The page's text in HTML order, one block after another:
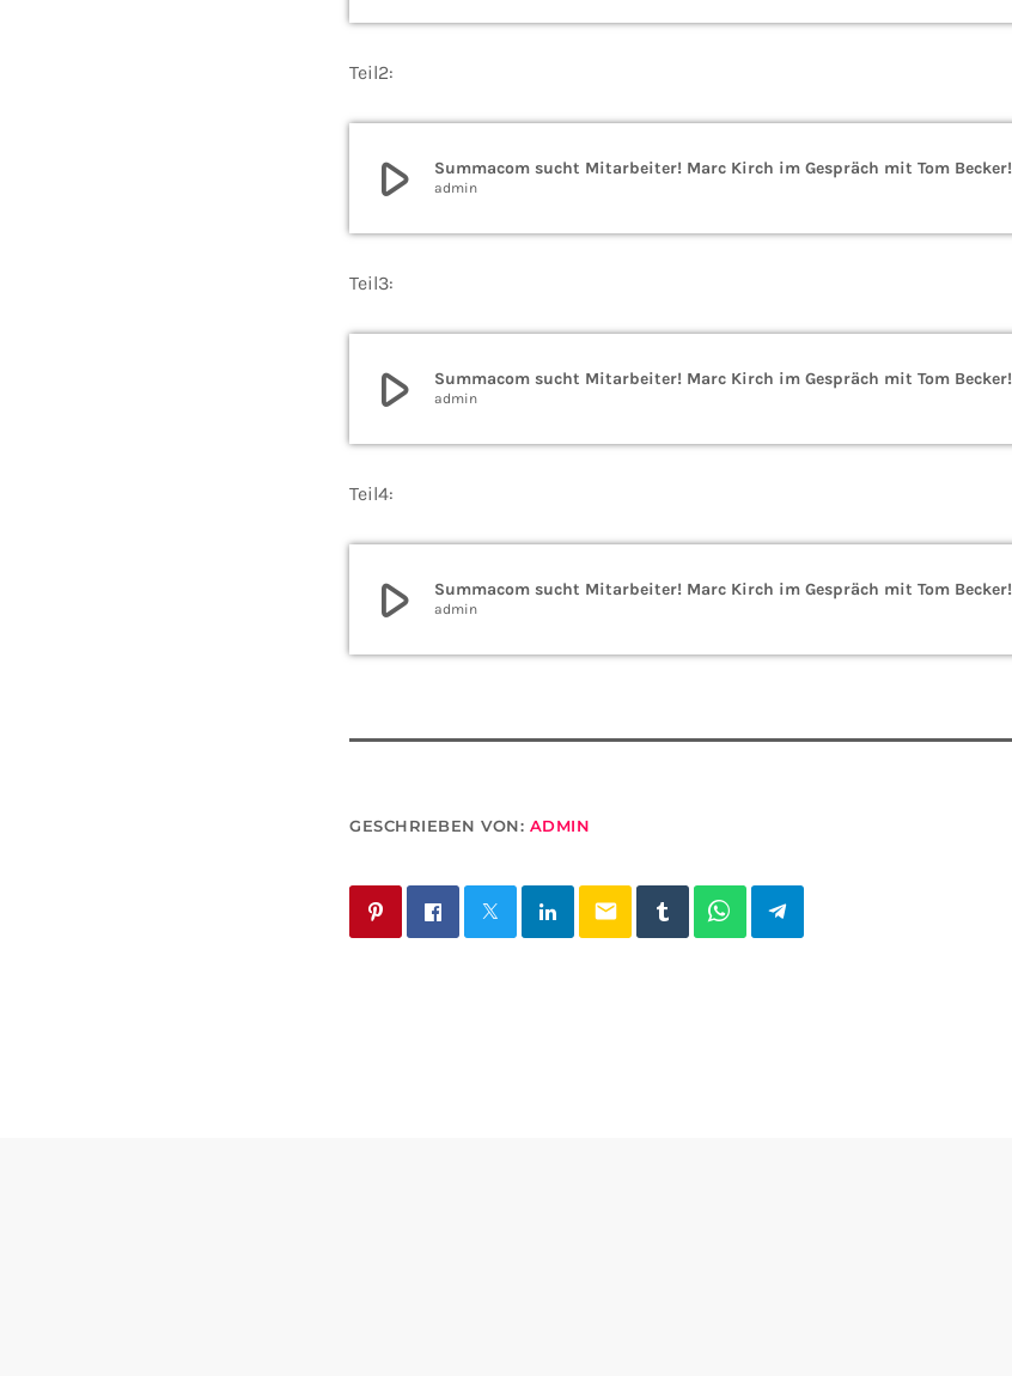
Teil2:
play_arrow Summacom sucht Mitarbeiter! Marc Kirch im Gespräch mit Tom Becker!
admin
Teil3:
play_arrow Summacom sucht Mitarbeiter! Marc Kirch im Gespräch mit Tom Becker!
admin
Teil4:
play_arrow Summacom sucht Mitarbeiter! Marc Kirch im Gespräch mit Tom Becker!
admin
GESCHRIEBEN VON: ADMIN
email